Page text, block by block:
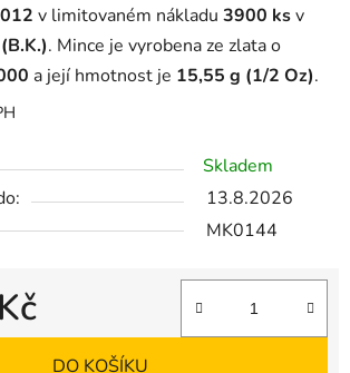
v limitovaném nákladu 3900 ksv
. Mince je vyrobena ze zlata o
a její hmotnost je 15,55 g (1/2 Oz).
Skladem
13.8.2026
MK0144
DO KOŠÍKU